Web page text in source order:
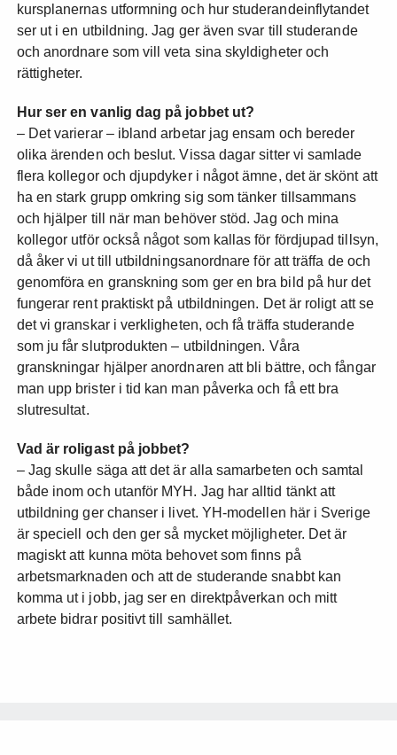
kursplanernas utformning och hur studerandeinflytandet
ser ut i en utbildning. Jag ger även svar till studerande
och anordnare som vill veta sina skyldigheter och
rättigheter.
Hur ser en vanlig dag på jobbet ut?
– Det varierar – ibland arbetar jag ensam och bereder
olika ärenden och beslut. Vissa dagar sitter vi samlade
flera kollegor och djupdyker i något ämne, det är skönt att
ha en stark grupp omkring sig som tänker tillsammans
och hjälper till när man behöver stöd. Jag och mina
kollegor utför också något som kallas för fördjupad tillsyn,
då åker vi ut till utbildningsanordnare för att träffa de och
genomföra en granskning som ger en bra bild på hur det
fungerar rent praktiskt på utbildningen. Det är roligt att se
det vi granskar i verkligheten, och få träffa studerande
som ju får slutprodukten – utbildningen. Våra
granskningar hjälper anordnaren att bli bättre, och fångar
man upp brister i tid kan man påverka och få ett bra
slutresultat.
Vad är roligast på jobbet?
– Jag skulle säga att det är alla samarbeten och samtal
både inom och utanför MYH. Jag har alltid tänkt att
utbildning ger chanser i livet. YH-modellen här i Sverige
är speciell och den ger så mycket möjligheter. Det är
magiskt att kunna möta behovet som finns på
arbetsmarknaden och att de studerande snabbt kan
komma ut i jobb, jag ser en direktpåverkan och mitt
arbete bidrar positivt till samhället.